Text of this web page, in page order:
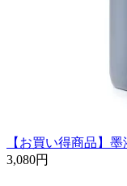
【お買い得商品
3,080円